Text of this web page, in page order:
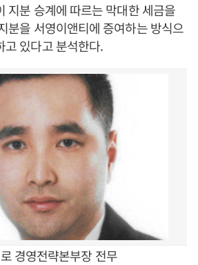
지분 승계에 따르는 막대한 세금을
분을 서영이앤티에 증여하는 방식으
고 있다고 분석한다.
경영전략본부장 전무